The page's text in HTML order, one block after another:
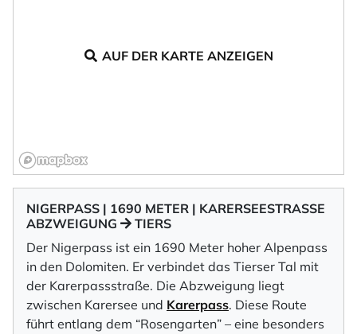
AUF DER KARTE ANZEIGEN
NIGERPASS | 1690 METER | KARERSEESTRASSE A
BZWEIGUNG
TIERS
Der Nigerpass ist ein 1690 Meter hoher Alpenpass
in den Dolomiten. Er verbindet das Tierser Tal mit
der Karerpassstraße. Die Abzweigung liegt
zwischen Karersee und Karerpass. Diese Route
führt entlang dem “Rosengarten” – eine besonders